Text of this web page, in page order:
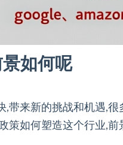
如何呢
,带来新的挑战和机遇,
策如何塑造这个行业,